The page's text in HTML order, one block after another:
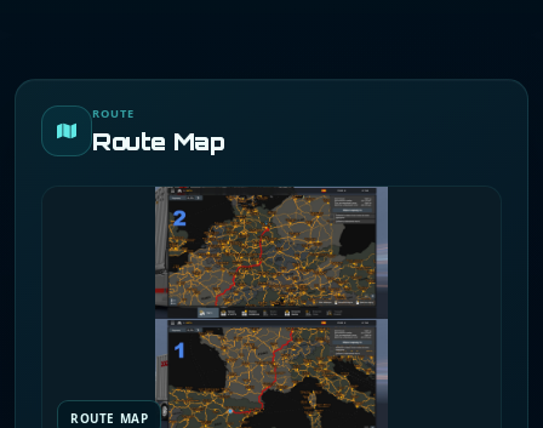
ROUTE
Route Map
ROUTE MAP